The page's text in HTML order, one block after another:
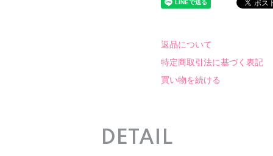
返品について
特定商取引法に基づく表記
買い物を続ける
DETAIL